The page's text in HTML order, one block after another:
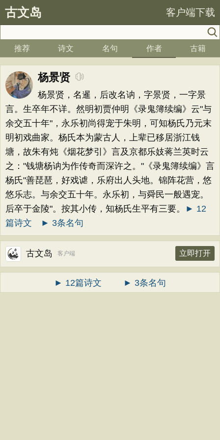
古文岛 客户端下载
推荐 诗文 名句 作者 古籍
杨景贤
杨景贤，名暹，后改名讷，字景贤，一字景
言。生卒年不详。然明初贾仲明《录鬼簿续编》云"与
余交五十年"，永乐初尚得宠于朱明，可知杨氏乃元末
明初戏曲家。杨氏本为蒙古人，上辈已移居浙江钱
塘，故朱有炖《烟花梦引》言及京都乐妓蒋兰英时云
之："钱塘杨讷为作传奇而深许之。"《录鬼簿续编》言
杨氏"善琵琶，好戏谑，乐府出人头地。锦阵花营，悠
悠乐志。与余交五十年。永乐初，与舜民一般遇宠。
后卒于金陵"。按其小传，知杨氏生平有三要。
► 12
篇诗文
► 3条名句
古文岛 客户端 立即打开
► 12篇诗文 ► 3条名句